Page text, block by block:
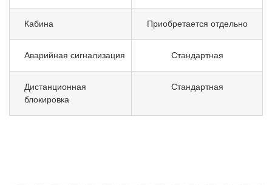
Кабина Приобретается отдельно
Аварийная сигнализация Стандартная
Дистанционная
блокировка
Стандартная